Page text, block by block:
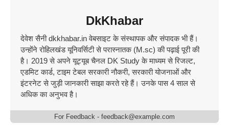
DkKhabar
देवेश सैनी dkkhabar.in वेबसाइट के संस्थापक और संपादक भी हैं।
उन्होंने रोहिलखंड यूनिवर्सिटी से परास्नातक (M.sc) की पढ़ाई पूरी की
है। 2019 से अपने यूट्यूब चैनल DK Study के माध्यम से रिजल्ट,
एडमिट कार्ड, टाइम टेबल सरकारी नौकरी, सरकारी योजनाओं और
इंटरनेट से जुड़ी जानकारी साझा करते रहे हैं। उनके पास 4 साल से
अधिक का अनुभव है।
For Feedback - feedback@example.com